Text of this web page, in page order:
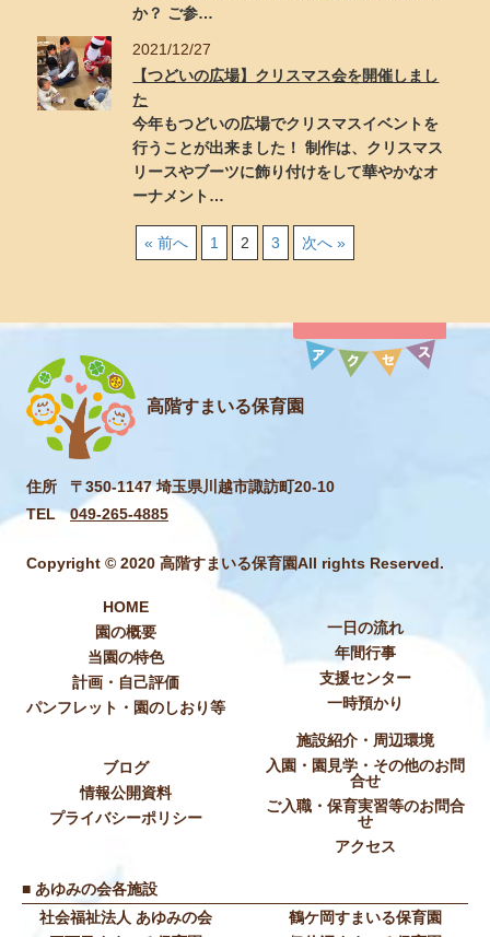
か？ ご参…
2021/12/27
【つどいの広場】クリスマス会を開催しまし
た
今年もつどいの広場でクリスマスイベントを
行うことが出来ました！ 制作は、クリスマス
リースやブーツに飾り付けをして華やかなオ
ーナメント…
« 前へ 1 2 3 次へ »
高階すまいる保育園
住所
〒350-1147 埼玉県川越市諏訪町20-10
TEL
049-265-4885
Copyright © 2020 高階すまいる保育園All rights Reserved.
HOME
園の概要
当園の特色
計画・自己評価
パンフレット・園のしおり等
一日の流れ
年間行事
支援センター
一時預かり
ブログ
情報公開資料
プライバシーポリシー
施設紹介・周辺環境
入園・園見学・その他のお問
合せ
ご入職・保育実習等のお問合
せ
アクセス
■ あゆみの会各施設
社会福祉法人 あゆみの会
鶴ケ岡すまいる保育園